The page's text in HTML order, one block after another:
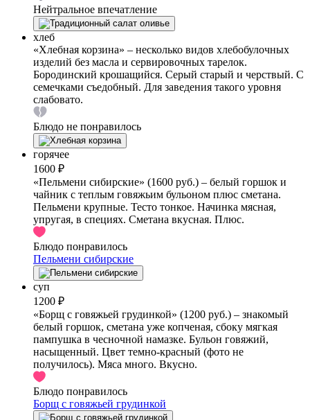
Нейтральное впечатление
хлеб
«Хлебная корзина» – несколько видов хлебобулочных
изделий без масла и сервировочных тарелок.
Бородинский крошащийся. Серый старый и черствый. С
семечками съедобный. Для заведения такого уровня
слабовато.
Блюдо не понравилось
горячее
1600 ₽
«Пельмени сибирские» (1600 руб.) – белый горшок и
чайник с теплым говяжьим бульоном плюс сметана.
Пельмени крупные. Тесто тонкое. Начинка мясная,
упругая, в специях. Сметана вкусная. Плюс.
Блюдо понравилось
Пельмени сибирские
суп
1200 ₽
«Борщ с говяжьей грудинкой» (1200 руб.) – знакомый
белый горшок, сметана уже копченая, сбоку мягкая
пампушка в чесночной намазке. Бульон говяжий,
насыщенный. Цвет темно-красный (фото не
получилось). Мяса много. Вкусно.
Блюдо понравилось
Борщ с говяжьей грудинкой